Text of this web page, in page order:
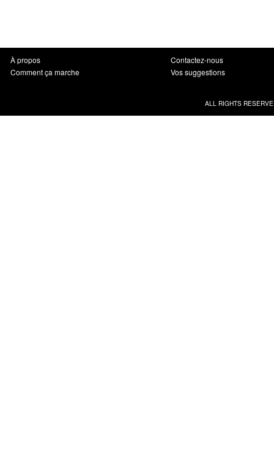
À propos
Comment ça marche
Contactez-nous
Vos suggestions
ALL RIGHTS